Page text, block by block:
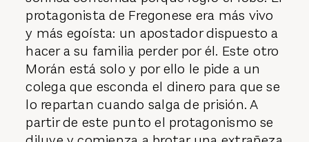
protagonista de Fregonese era más vivo
y más egoísta: un apostador dispuesto a
hacer a su familia perder por él. Este otro
Morán está solo y por ello le pide a un
colega que esconda el dinero para que se
lo repartan cuando salga de prisión. A
partir de este punto el protagonismo se